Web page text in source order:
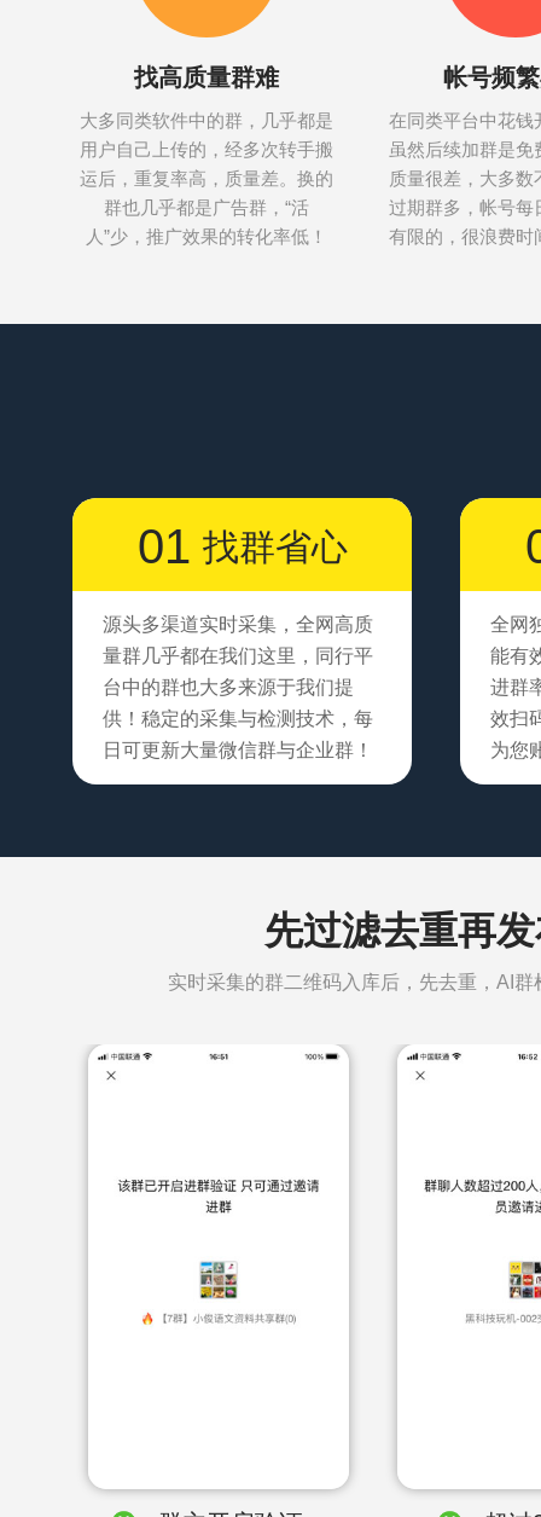
找高质量群难
大多同类软件中的群，几乎都是
用户自己上传的，经多次转手搬
运后，重复率高，质量差。换的
群也几乎都是广告群，“活
人”少，推广效果的转化率低！
帐号频
在同类平台中花钱
虽然后续加群是免
质量很差，大多数
过期群多，帐号每
有限的，很浪费时
01 找群省心
源头多渠道实时采集，全网高质
量群几乎都在我们这里，同行平
台中的群也大多来源于我们提
供！稳定的采集与检测技术，每
日可更新大量微信群与企业群！
全网
能有
进群
效扫
为您
先过滤去重再
实时采集的群二维码入库后，先去重，AI